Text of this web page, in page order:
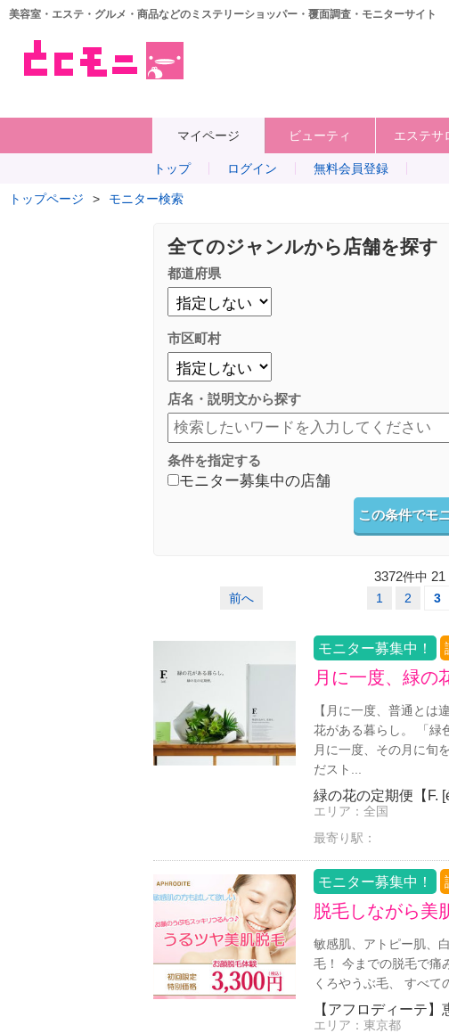
美容室・エステ・グルメ・商品などのミステリーショッパー・覆面調査・モニターサイト
マイページ ビューティ エステサ
トップ ログイン 無料会員登録
トップページ > モニター検索
全てのジャンルから店舗を探す
都道府県
市区町村
店名・説明文から探す
条件を指定する
モニター募集中の店舗
この条件でモ
3372件中 21
前へ
1 2 3
モニター募集中！
月に一度、緑の
【月に一度、普通とは
花がある暮らし。 「緑
月に一度、その月に旬
だスト...
緑の花の定期便【F.
エリア： 全国
最寄り駅：
モニター募集中！
脱毛しながら美
敏感肌、アトピー肌、
毛！ 今までの脱毛で痛
くろやうぶ毛、 すべて
【アフロディーテ
エリア： 東京都